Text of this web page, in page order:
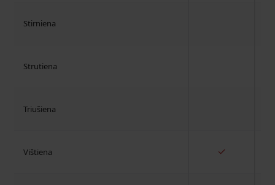
Stirniena
Strutiena
Triušiena
Vištiena ✓